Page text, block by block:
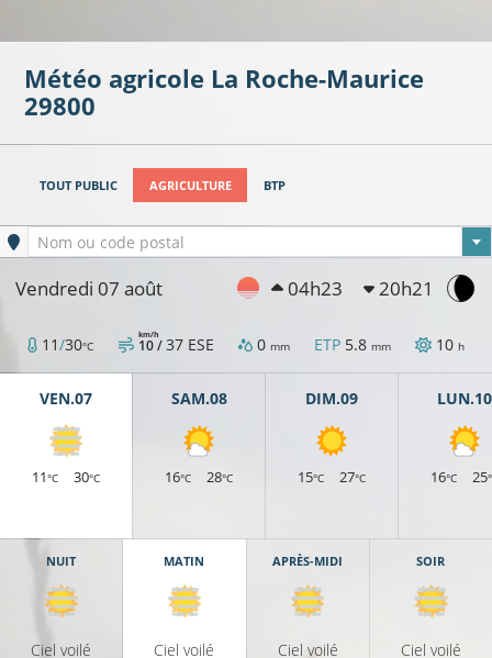
Météo agricole La Roche-Maurice
29800
TOUT PUBLIC AGRICULTURE BTP
Ville sélectionnée
Nom ou code postal
Vendredi 07 août 04h23 20h21
11/30°C 10 /
km/h 37 ESE 0 mm ETP 5.8 mm 10 h
VEN.07
11°C 30°C
SAM.08
16°C 28°C
DIM.09
15°C 27°C
LUN.10
16°C 25
NUIT
Ciel voilé
MATIN
Ciel voilé
APRÈS-MIDI
Ciel voilé
SOIR
Ciel voilé